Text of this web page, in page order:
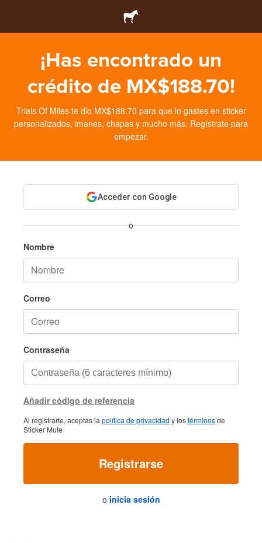
¡Has encontrado un
crédito de MX$188.70!
Trials Of Miles te dio MX$188.70 para que lo gastes en sticker
personalizados, imanes, chapas y mucho más. Regístrate para
empezar.
Acceder con Google
o
Nombre
Correo
Contraseña
Añadir código de referencia
Al registrarte, aceptas la política de privacidad y lostérminosde
Sticker Mule
Registrarse
o inicia sesión